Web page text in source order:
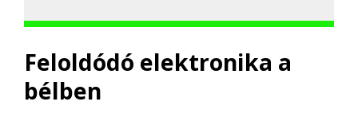
Feloldódó elektronika a
bélben